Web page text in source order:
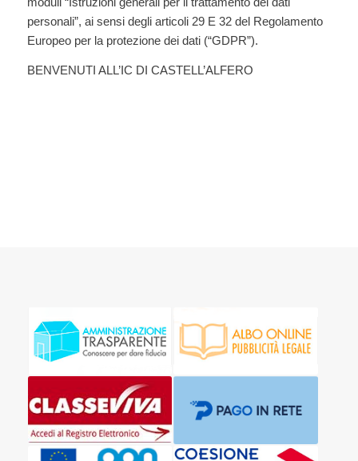
personali”, ai sensi degli articoli 29 E 32 del Regolamento
Europeo per la protezione dei dati (“GDPR”).
BENVENUTI ALL’IC DI CASTELL’ALFERO